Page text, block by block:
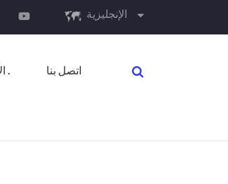
الإنجليزية
français
الأخبار . اتصل بنا